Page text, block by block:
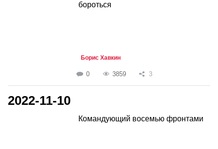
бороться
Борис Хавкин
0 3859 3
2022-11-10
Командующий восемью фронтами